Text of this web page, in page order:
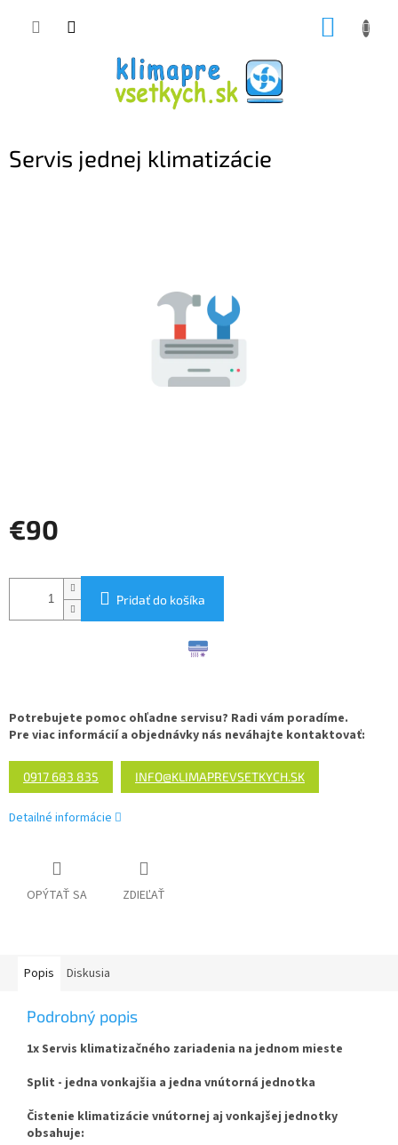
Servis jednej klimatizácie
€90
cena:
Pridať do košíka
Potrebujete pomoc ohľadne servisu? Radi vám poradíme.
Pre viac informácií a objednávky nás neváhajte kontaktovať:
0917 683 835 INFO@KLIMAPREVSETKYCH.SK
Detailné informácie
OPÝTAŤ SA ZDIEĽAŤ
Popis Diskusia
Podrobný popis
1x Servis klimatizačného zariadenia na jednom mieste
Split - jedna vonkajšia a jedna vnútorná jednotka
Čistenie klimatizácie vnútornej aj vonkajšej jednotky
obsahuje: